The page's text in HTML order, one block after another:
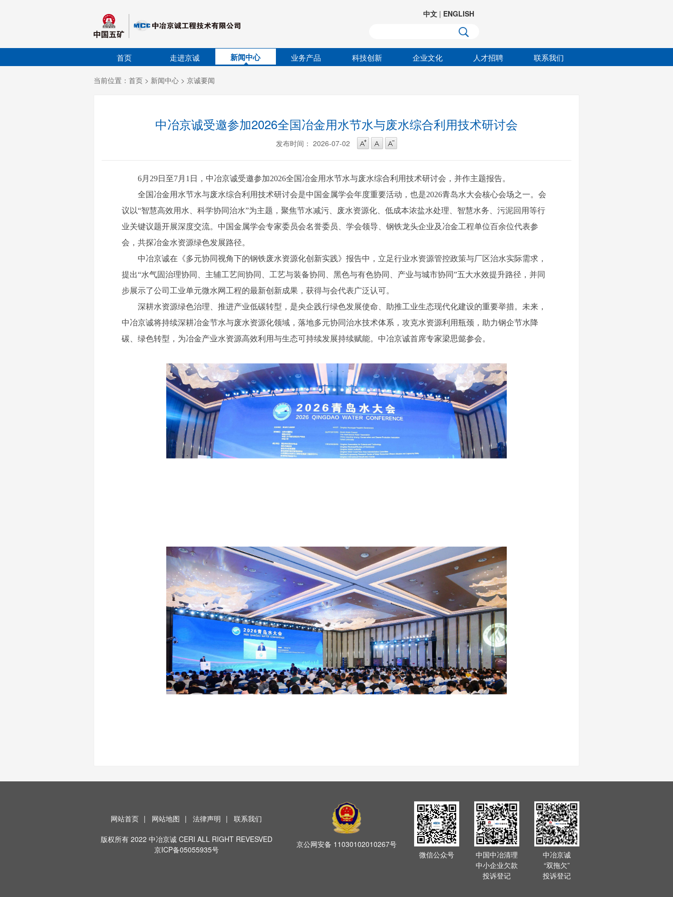
中文 | ENGLISH
首页 走进京诚 新闻中心 业务产品 科技创新 企业文化 人才招聘 联系我们
当前位置： 首页 > 新闻中心 > 京诚要闻
中冶京诚受邀参加2026全国冶金用水节水与废水综合利用技术研讨会
发布时间： 2026-07-02
6月29日至7月1日，中冶京诚受邀参加2026全国冶金用水节水与废水综合利用技术研讨会，并作主题报告。
全国冶金用水节水与废水综合利用技术研讨会是中国金属学会年度重要活动，也是2026青岛水大会核心会场之一。会
议以“智慧高效用水、科学协同治水”为主题，聚焦节水减污、废水资源化、低成本浓盐水处理、智慧水务、污泥回用等行
业关键议题开展深度交流。中国金属学会专家委员会名誉委员、学会领导、钢铁龙头企业及冶金工程单位百余位代表参
会，共探冶金水资源绿色发展路径。
中冶京诚在《多元协同视角下的钢铁废水资源化创新实践》报告中，立足行业水资源管控政策与厂区治水实际需求，
提出“水气固治理协同、主辅工艺间协同、工艺与装备协同、黑色与有色协同、产业与城市协同”五大水效提升路径，并同
步展示了公司工业单元微水网工程的最新创新成果，获得与会代表广泛认可。
深耕水资源绿色治理、推进产业低碳转型，是央企践行绿色发展使命、助推工业生态现代化建设的重要举措。未来，
中冶京诚将持续深耕冶金节水与废水资源化领域，落地多元协同治水技术体系，攻克水资源利用瓶颈，助力钢企节水降
碳、绿色转型，为冶金产业水资源高效利用与生态可持续发展持续赋能。中冶京诚首席专家梁思懿参会。
网站首页 | 网站地图 | 法律声明 | 联系我们
版权所有 2022 中冶京诚 CERI ALL RIGHT REVESVED
京ICP备05055935号
京公网安备 11030102010267号
微信公众号
中国中冶清理
中小企业欠款
投诉登记
中冶京诚
“双拖欠”
投诉登记